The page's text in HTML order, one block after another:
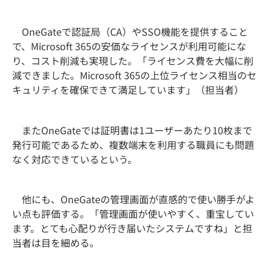
OneGateで認証局（CA）やSSO機能を提供すること
で、Microsoft 365の安価なライセンスが利用可能にな
り、コスト削減も実現した。「ライセンス費を大幅に削
減できました。Microsoft 365の上位ライセンス相当のセ
キュリティを確保できて満足しています」（担当者）
またOneGateでは証明書は1ユーザーあたり10枚まで
発行可能であるため、複数端末を利用する職員にも問題
なく対応できているという。
他にも、OneGateの管理画面が直感的で使い勝手がよ
い点も評価する。「管理画面が使いやすく、重宝してい
ます。とても心配りが行き届いたシステムですね」と担
当者は目を細める。